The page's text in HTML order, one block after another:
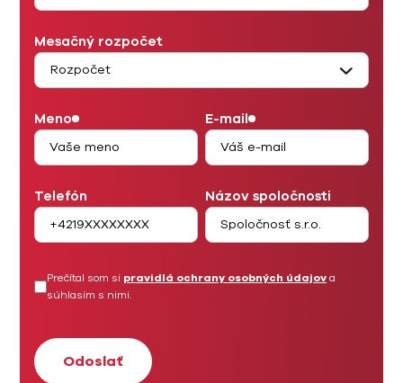
Mesačný rozpočet
Meno E-mail
Telefón Názov spoločnosti
Prečítal som si pravidlá ochrany osobných údajova
súhlasím s nimi.